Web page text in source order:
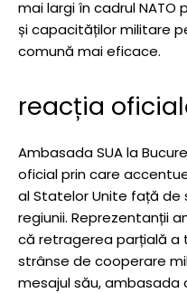
mai largi în cadrul NATO
și capacităților militare
comună mai eficace.
reacția
Ambasada SUA la
oficial prin care
al Statelor Unite față de
regiunii. Reprezentanții
că retragerea parțială a
strânse de cooperare
mesajul său,